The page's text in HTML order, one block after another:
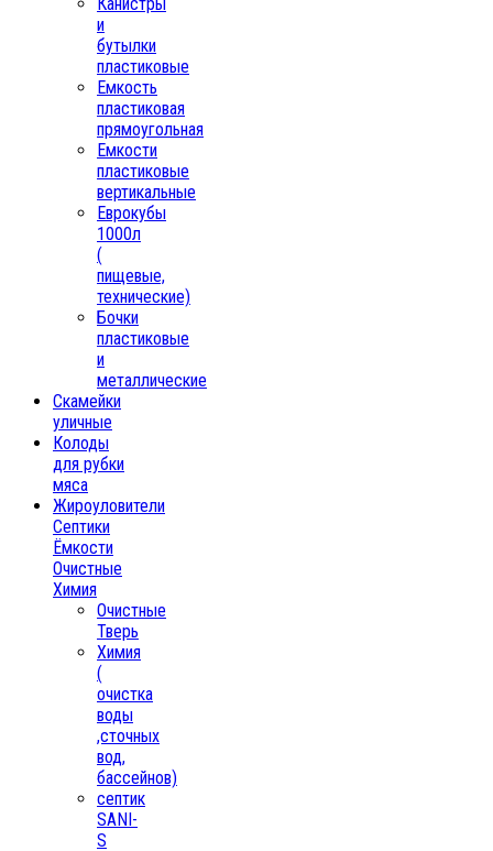
и
бутылки
пластиковые
Емкость
пластиковая
прямоугольная
Емкости
пластиковые
вертикальные
Еврокубы
1000л
(
пищевые,
технические)
Бочки
пластиковые
и
металлические
Скамейки
уличные
Колоды
для рубки
мяса
Жироуловители
Септики
Ёмкости
Очистные
Химия
Очистные
Тверь
Химия
(
очистка
воды
,сточных
вод,
бассейнов)
септик
SANI-
S